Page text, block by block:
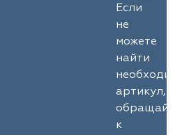
Если
не
можете
найти
артикул,
к